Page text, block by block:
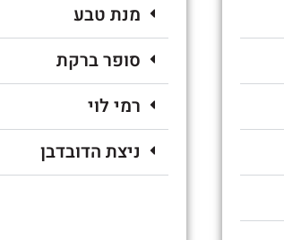
מנת טבע
סופר ברקת
רמי לוי
ניצת הדובדבן